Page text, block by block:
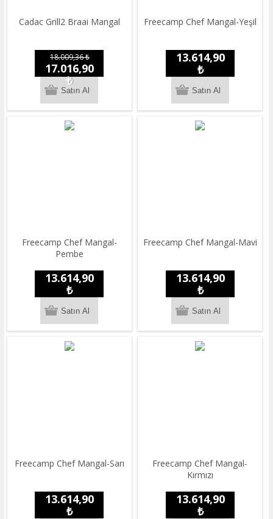
Cadac Grill2 Braai Mangal
18.009,36 ₺
17.016,90
₺
Freecamp Chef Mangal-Yeşil
13.614,90
₺
Freecamp Chef Mangal-
Pembe
13.614,90
₺
Freecamp Chef Mangal-Mavi
13.614,90
₺
Freecamp Chef Mangal-Sarı
13.614,90
₺
Freecamp Chef Mangal-
Kırmızı
13.614,90
₺